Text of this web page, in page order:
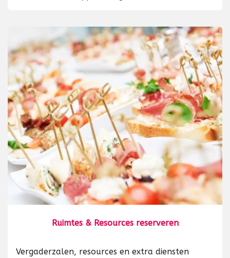
Ruimtes & Resources reserveren
Vergaderzalen, resources en extra diensten